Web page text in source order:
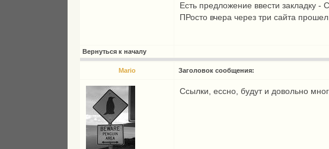
Есть предложение ввести закладку -
ПРосто вчера через три сайта
Вернуться к началу
Mario Заголовок сообщения:
Ссылки, ессно, будут и довольно